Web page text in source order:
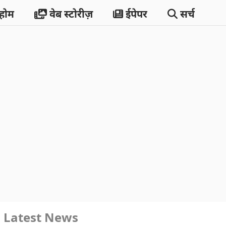
वेब स्टोरीज़ ईपेपर सर्च
Latest News